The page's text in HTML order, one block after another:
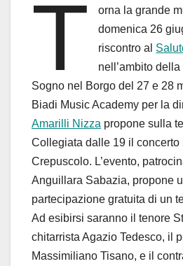
T
orna la grande
domenica 26
riscontro al
nell’ambito
Sogno nel Borgo del 27 e 28
Biadi Music Academy per la
Amarilli Nizza propone sulla
Collegiata dalle 19 il concerto
Crepuscolo. L’evento,
Anguillara Sabazia, propone
partecipazione gratuita di un
Ad esibirsi saranno il tenore
chitarrista Agazio Tedesco, il
Massimiliano Tisano, e il